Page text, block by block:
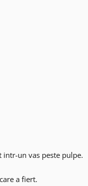
un vas peste pulpe.
a fiert.